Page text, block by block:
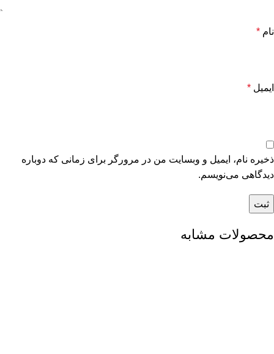
نام *
ایمیل *
ذخیره نام، ایمیل و وبسایت من در مرورگر برای زمانی که دوباره
دیدگاهی می‌نویسم.
محصولات مشابه